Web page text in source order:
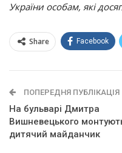
України особам, які
Share Facebook
ПОПЕРЕДНЯ ПУБЛІКАЦІЯ
На бульварі Дмитра
Вишневецького
дитячий майданчик